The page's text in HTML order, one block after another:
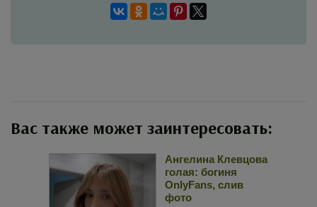
Вас также может заинтересовать:
Ангелина Клевцова
голая: богиня
OnlyFans, слив
фото